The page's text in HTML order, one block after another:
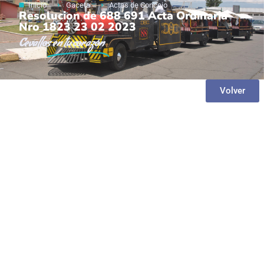
Inicio Gaceta Actas de Concejo
Resolucion de 688 691 Acta Ordinaria
Nro 1823 23 02 2023
Cevallosen tu corazón
Volver